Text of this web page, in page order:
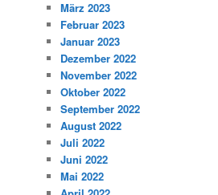
März 2023
Februar 2023
Januar 2023
Dezember 2022
November 2022
Oktober 2022
September 2022
August 2022
Juli 2022
Juni 2022
Mai 2022